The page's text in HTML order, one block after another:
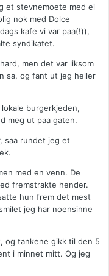
et stevnemoete med ei
nok med Dolce
kafe vi var paa(!)),
syndikatet.
men det var liksom
sa, og fant ut jeg heller
burgerkjeden,
meg ut paa gaten.
saa rundet jeg et
med en venn. De
fremstrakte hender.
hun frem det mest
jeg har noensinne
og tankene gikk til den 5
i minnet mitt. Og jeg